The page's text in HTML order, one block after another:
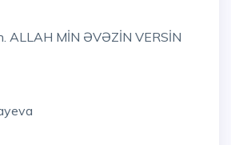
ALLAH MİN ƏVƏZİN VERSİN